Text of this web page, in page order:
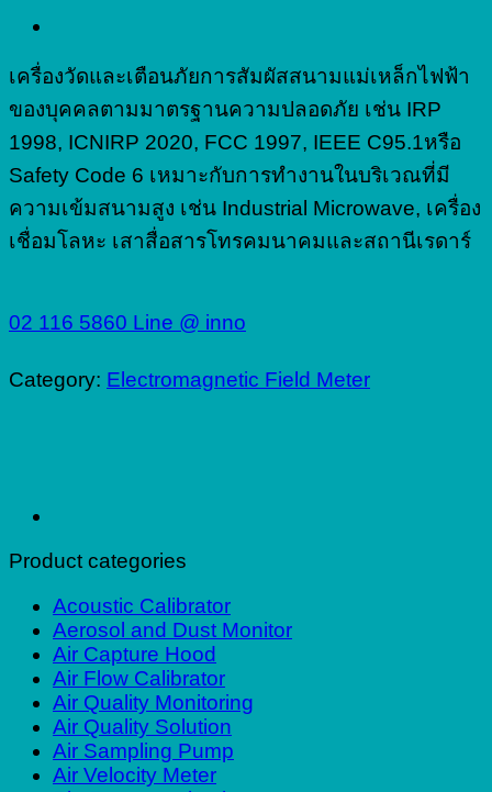
เครื่องวัดและเตือนภัยการสัมผัสสนามแม่เหล็กไฟฟ้า
ของบุคคลตามมาตรฐานความปลอดภัย เช่น IRP
1998, ICNIRP 2020, FCC 1997, IEEE C95.1หรือ
Safety Code 6 เหมาะกับการทำงานในบริเวณที่มี
ความเข้มสนามสูง เช่น Industrial Microwave, เครื่อง
เชื่อมโลหะ เสาสื่อสารโทรคมนาคมและสถานีเรดาร์
02 116 5860 Line @ inno
Category: Electromagnetic Field Meter
Product categories
Acoustic Calibrator
Aerosol and Dust Monitor
Air Capture Hood
Air Flow Calibrator
Air Quality Monitoring
Air Quality Solution
Air Sampling Pump
Air Velocity Meter